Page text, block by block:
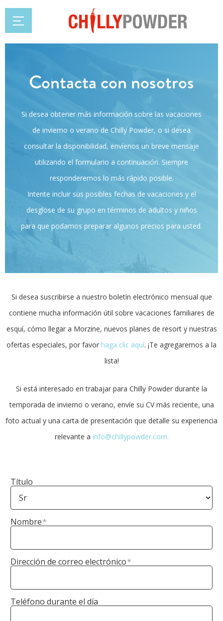
Contacta con nosotros
Si desea obtener más información sobre las vacaciones
de invierno o verano de Chilly Powder, o si desea
consultar la disponibilidad, envíenos un breve mensaje
utilizando el formulario a continuación. Siempre
responderemos lo más rápido posible.
Intente incluir sus posibles fechas de vacaciones y el
desglose de su grupo en términos de adultos y niños
para que podamos preparar algunos precios para usted.
Si desea suscribirse a nuestro boletín electrónico mensual que
contiene mucha información útil sobre vacaciones familiares de
esquí, cómo llegar a Morzine, nuevos planes de resort y nuestras
ofertas especiales, por favor haga clic aquí. ¡Te agregaremos a la
lista!
Si está interesado en trabajar para Chilly Powder durante la
temporada de invierno o verano, envíe su CV más reciente, una
foto actual y una carta de presentación que detalle su experiencia
relevante a info@chillypowder.com.
Título
Nombre*
Dirección de correo electrónico*
Teléfono durante el día